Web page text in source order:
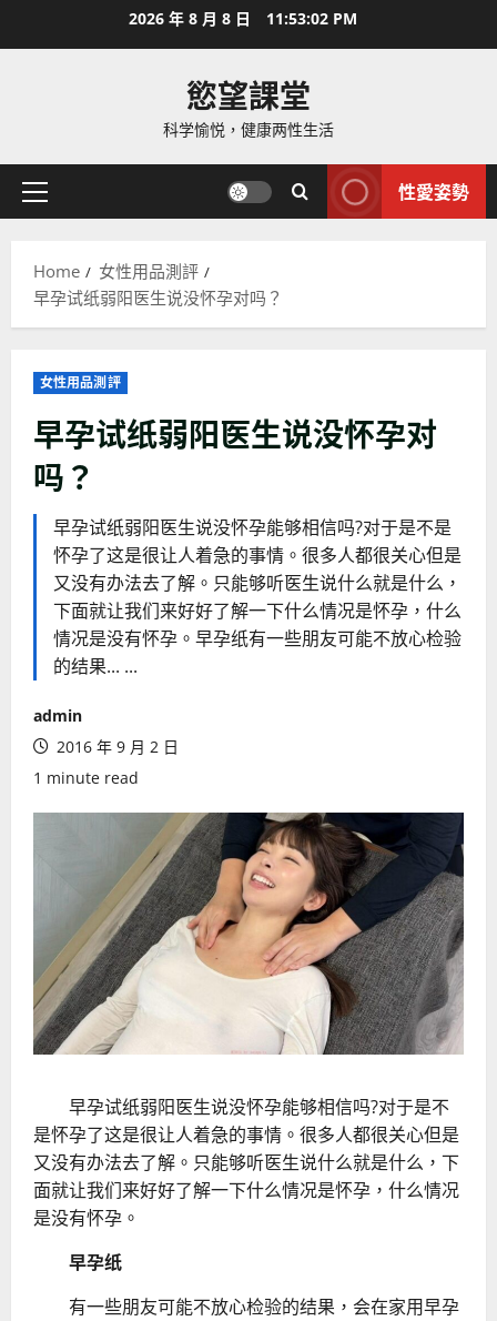
2026 年 8 月 8 日 11:53:03 PM
慾望課堂
科学愉悦，健康两性生活
Primary
性愛姿勢
Home
女性用品測評
早孕试纸弱阳医生说没怀孕对吗？
女性用品測評
早孕试纸弱阳医生说没怀孕对
吗？
早孕试纸弱阳医生说没怀孕能够相信吗?对于是不是
怀孕了这是很让人着急的事情。很多人都很关心但是
又没有办法去了解。只能够听医生说什么就是什么，
下面就让我们来好好了解一下什么情况是怀孕，什么
情况是没有怀孕。早孕纸有一些朋友可能不放心检验
的结果... ...
admin
2016 年 9 月 2 日
1 minute read
早孕试纸弱阳医生说没怀孕能够相信吗?对于是不
是怀孕了这是很让人着急的事情。很多人都很关心但是
又没有办法去了解。只能够听医生说什么就是什么，下
面就让我们来好好了解一下什么情况是怀孕，什么情况
是没有怀孕。
早孕纸
有一些朋友可能不放心检验的结果，会在家用早孕